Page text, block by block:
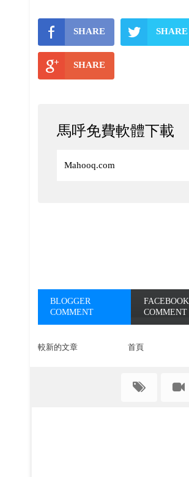
SHARE SHARE
SHARE
馬呼免費軟體下載
Mahooq.com
BLOGGER
COMMENT
FACEBOOK
COMMENT
較新的文章 首頁